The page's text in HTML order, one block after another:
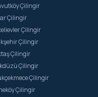
Çilingir
Çilingir
Çilingir
Çilingir
Çilingir
Çilingir
Çilingir
Çilingir